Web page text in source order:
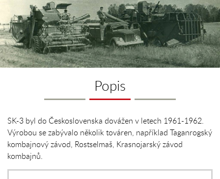
Popis
SK-3 byl do Československa dovážen v letech 1961-1962.
Výrobou se zabývalo několik továren, například Taganrogský
kombajnový závod, Rostselmaš, Krasnojarský závod
kombajnů.